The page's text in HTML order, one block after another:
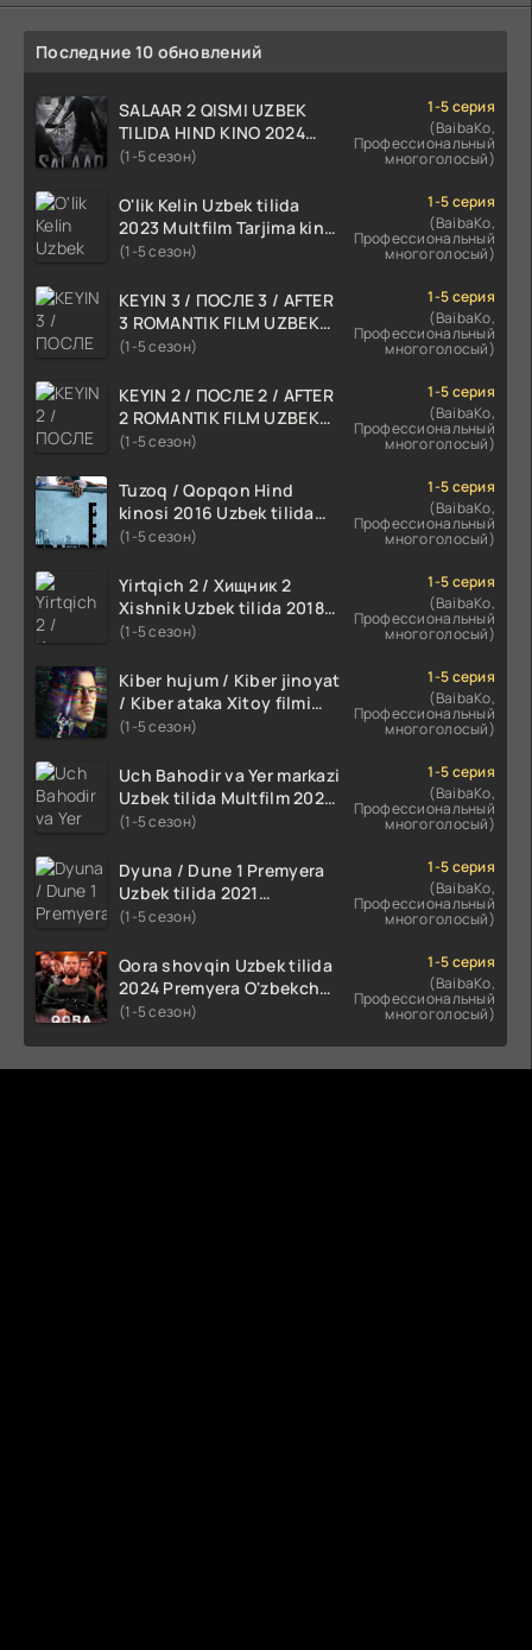
Последние 10 обновлений
SALAAR 2 QISMI UZBEK
TILIDA HIND KINO 2024
TARJIMA 720p HD Skachat
(1-5 сезон)
1-5 серия
(BaibaKo,
Профессиональный
многоголосый)
O'lik Kelin Uzbek tilida
2023 Multfilm Tarjima kino
skachat
(1-5 сезон)
1-5 серия
(BaibaKo,
Профессиональный
многоголосый)
KEYIN 3 / ПОСЛЕ 3 / AFTER
3 ROMANTIK FILM UZBEK
TILIDA 2021 TARJIMA FILM
(1-5 сезон)
1-5 серия
(BaibaKo,
Профессиональный
многоголосый)
KEYIN 2 / ПОСЛЕ 2 / AFTER
2 ROMANTIK FILM UZBEK
TILIDA 2020 TARJIMA FILM
(1-5 сезон)
1-5 серия
(BaibaKo,
Профессиональный
многоголосый)
Tuzoq / Qopqon Hind
kinosi 2016 Uzbek tilida
tarjima film HD
(1-5 сезон)
1-5 серия
(BaibaKo,
Профессиональный
многоголосый)
Yirtqich 2 / Хищник 2
Xishnik Uzbek tilida 2018-
2024 O'zbekcha tarjima
(1-5 сезон)
1-5 серия
(BaibaKo,
Профессиональный
многоголосый)
Kiber hujum / Kiber jinoyat
/ Kiber ataka Xitoy filmi
Uzbek tilida O'zbekcha
HD skachat
(1-5 сезон)
1-5 серия
(BaibaKo,
Профессиональный
многоголосый)
Uch Bahodir va Yer markazi
Uzbek tilida Multfilm 2025
tarjima HD skachat
(1-5 сезон)
1-5 серия
(BaibaKo,
Профессиональный
многоголосый)
Dyuna / Dune 1 Premyera
Uzbek tilida 2021
O'zbekcha tarjima kino HD
(1-5 сезон)
1-5 серия
(BaibaKo,
Профессиональный
многоголосый)
Qora shovqin Uzbek tilida
2024 Premyera O'zbekcha
tarjima kino HD skachat
(1-5 сезон)
1-5 серия
(BaibaKo,
Профессиональный
многоголосый)